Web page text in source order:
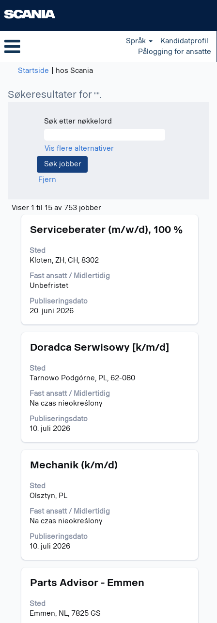
Språk
Kandidatprofil
Pålogging for ansatte
Startside hos Scania(gjeldende
Søkeresultater for "".
Søk etter nøkkelord
Vis flere alternativer
Fjern
Viser 1 til 15 av 753 jobberSøkeresultater
"".
Viser
av
tasten
å
navigere
Velg
å
vise
jobben.
Tittel
Serviceberater (m/w/d), 100 %
Sted
Kloten, ZH, CH, 8302
Fast ansatt / Midlertidig
Unbefristet
Publiseringsdato
20. juni 2026
Velg
mellomromstasten
for
vise
det
innholdet
i
jobbinformasjonen.
Tittel
Doradca Serwisowy [k/m/d]
Sted
Tarnowo Podgórne, PL, 62-080
Fast ansatt / Midlertidig
Na czas nieokreślony
Publiseringsdato
10. juli 2026
Velg
mellomromstasten
for
vise
det
innholdet
jobbinformasjonen.
Tittel
Mechanik (k/m/d)
Sted
Olsztyn, PL
Fast ansatt / Midlertidig
Na czas nieokreślony
Publiseringsdato
10. juli 2026
Velg
mellomromstasten
for
vise
det
innholdet
jobbinformasjonen.
Tittel
Parts Advisor - Emmen
Sted
Emmen, NL, 7825 GS
Velg
mellomromstasten
for